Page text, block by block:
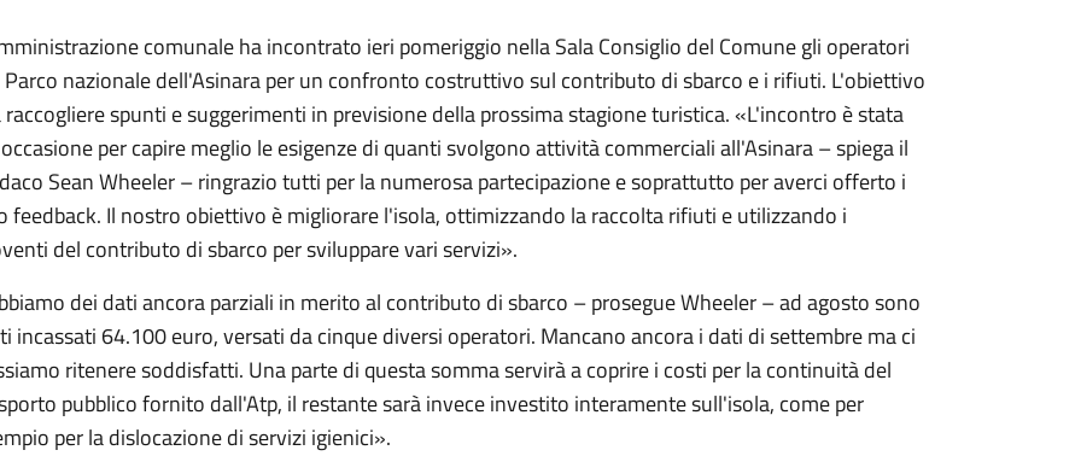
comunale ha incontrato ieri pomeriggio nella Sala Consiglio del Comune gli operatori
nazionale dell'Asinara per un confronto costruttivo sul contributo di sbarco e i rifiuti. L'obiettivo
raccogliere spunti e suggerimenti in previsione della prossima stagione turistica. «L'incontro è stata
per capire meglio le esigenze di quanti svolgono attività commerciali all'Asinara – spiega il
Sean Wheeler – ringrazio tutti per la numerosa partecipazione e soprattutto per averci offerto i
feedback. Il nostro obiettivo è migliorare l'isola, ottimizzando la raccolta rifiuti e utilizzando i
del contributo di sbarco per sviluppare vari servizi».
dei dati ancora parziali in merito al contributo di sbarco – prosegue Wheeler – ad agosto sono
incassati 64.100 euro, versati da cinque diversi operatori. Mancano ancora i dati di settembre ma ci
ritenere soddisfatti. Una parte di questa somma servirà a coprire i costi per la continuità del
pubblico fornito dall'Atp, il restante sarà invece investito interamente sull'isola, come per
per la dislocazione di servizi igienici».